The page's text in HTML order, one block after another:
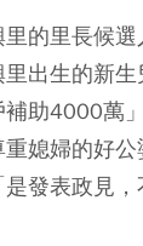
的里長候
出生的新
助4000萬
媳婦的好
發表政見，